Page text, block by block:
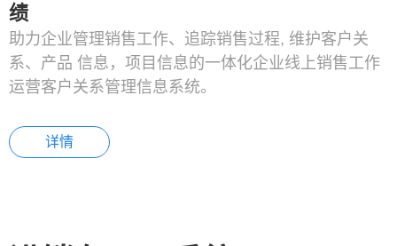
绩
助力企业管理销售工作、追踪销售过程, 维护客户关
系、产品 信息，项目信息的一体化企业线上销售工作
运营客户关系管理信息系统。
详情